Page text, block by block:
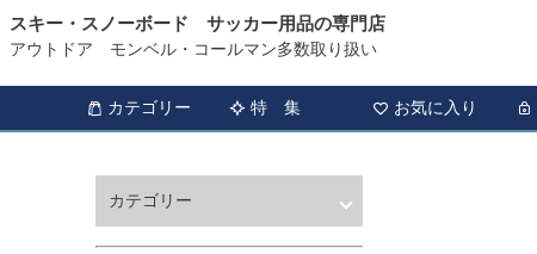
スキー・スノーボード サッカー用品の専門店
アウトドア モンベル・コールマン多数取り扱い
カテゴリー 特 集 お気に入り
カテゴリー